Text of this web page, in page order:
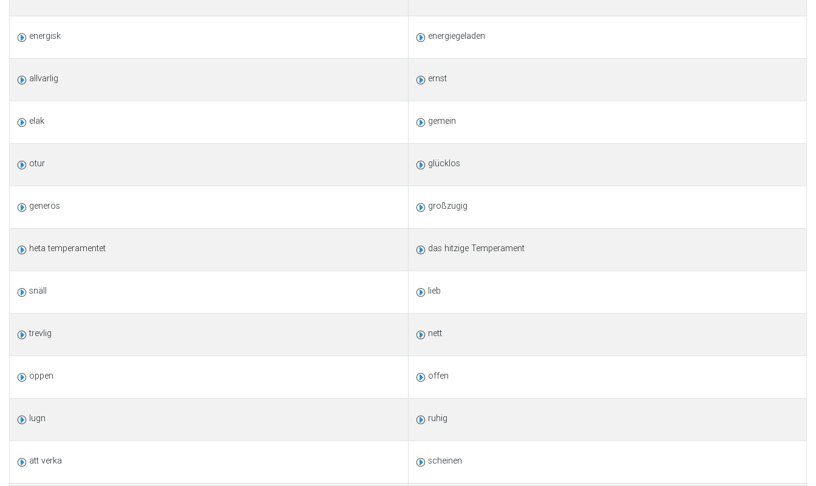
energisk energiegeladen
allvarlig ernst
elak gemein
otur glücklos
generös großzügig
heta temperamentet das hitzige Temperament
snäll lieb
trevlig nett
öppen offen
lugn ruhig
att verka scheinen